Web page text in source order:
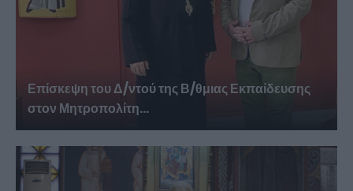
Επίσκεψη του Δ/ντού της Β/θμιας Εκπαίδευσης
στον Μητροπολίτη...